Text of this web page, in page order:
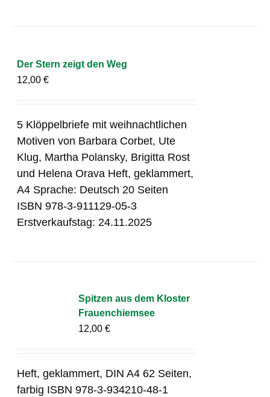
Der Stern zeigt den Weg
12,00€
5 Klöppelbriefe mit weihnachtlichen
Motiven von Barbara Corbet, Ute
Klug, Martha Polansky, Brigitta Rost
und Helena Orava Heft, geklammert,
A4 Sprache: Deutsch 20 Seiten
ISBN 978-3-911129-05-3
Erstverkaufstag: 24.11.2025
Spitzen aus dem Kloster
Frauenchiemsee
12,00€
Heft, geklammert, DIN A4 62 Seiten,
farbig ISBN 978-3-934210-48-1